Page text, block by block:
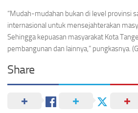
“Mudah-mudahan bukan di level provinsi
internasional untuk mensejahterakan
Sehingga kepuasan masyarakat Kota
pembangunan dan lainnya,” pungkasnya.
Share